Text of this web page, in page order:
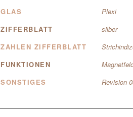
GLAS
Plexi
ZIFFERBLATT
silber
ZAHLEN ZIFFERBLATT
FUNKTIONEN
SONSTIGES
Revision